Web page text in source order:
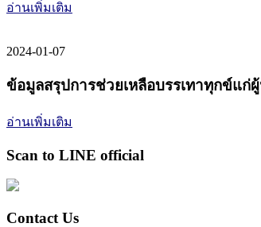
อ่านเพิ่มเติม
2024-01-07
ข้อมูลสรุปการช่วยเหลือบรรเทาทุกข์แก่
อ่านเพิ่มเติม
Scan to LINE official
Contact Us